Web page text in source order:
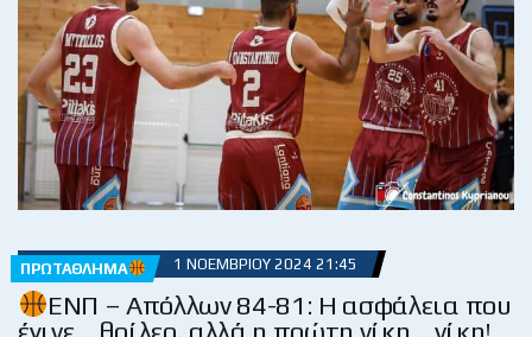
ΠΡΩΤΆΘΛΗΜΑ 1 ΝΟΕΜΒΡΊΟΥ 2024 21:45
ΕΝΠ – Απόλλων 84-81: Η ασφάλεια που